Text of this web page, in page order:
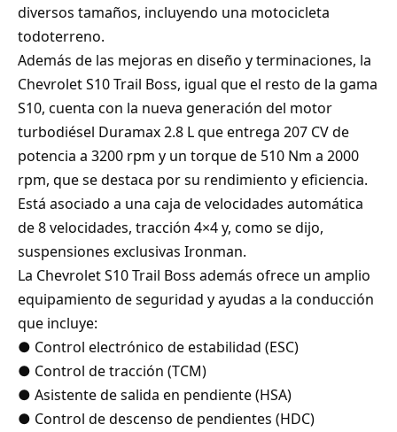
diversos tamaños, incluyendo una motocicleta
todoterreno.
Además de las mejoras en diseño y terminaciones, la
Chevrolet S10 Trail Boss, igual que el resto de la gama
S10, cuenta con la nueva generación del motor
turbodiésel Duramax 2.8 L que entrega 207 CV de
potencia a 3200 rpm y un torque de 510 Nm a 2000
rpm, que se destaca por su rendimiento y eficiencia.
Está asociado a una caja de velocidades automática
de 8 velocidades, tracción 4×4 y, como se dijo,
suspensiones exclusivas Ironman.
La Chevrolet S10 Trail Boss además ofrece un amplio
equipamiento de seguridad y ayudas a la conducción
que incluye:
● Control electrónico de estabilidad (ESC)
● Control de tracción (TCM)
● Asistente de salida en pendiente (HSA)
● Control de descenso de pendientes (HDC)